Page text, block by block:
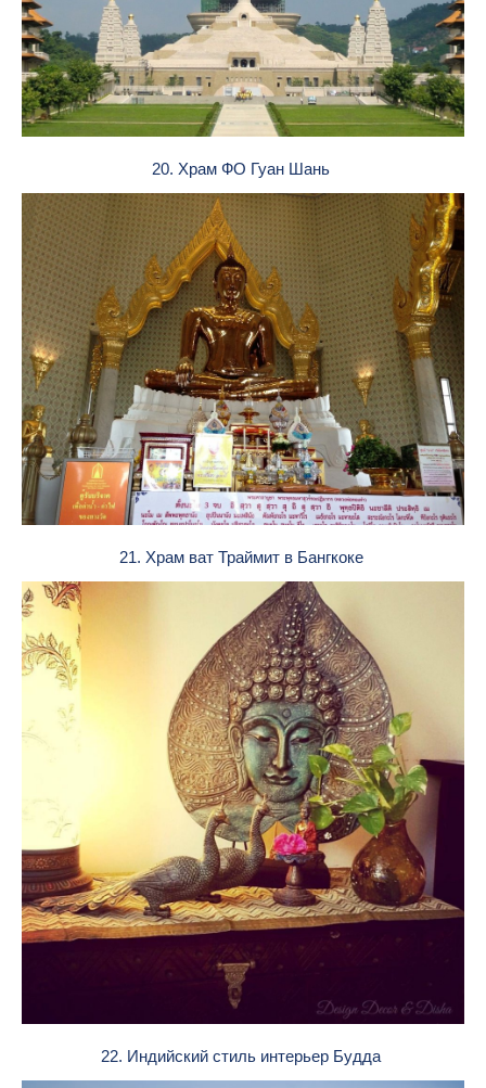
20. Храм ФО Гуан Шань
21. Храм ват Траймит в Бангкоке
22. Индийский стиль интерьер Будда